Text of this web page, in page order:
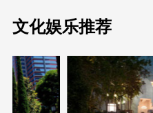
文化娱乐推荐